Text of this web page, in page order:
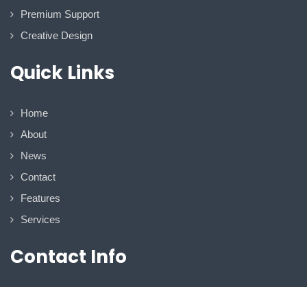
Premium Support
Creative Design
Quick Links
Home
About
News
Contact
Features
Services
Contact Info